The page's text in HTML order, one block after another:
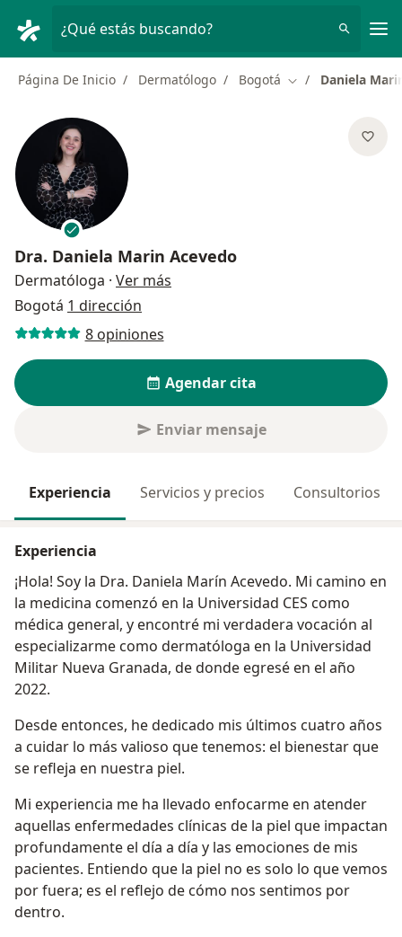
¿Qué estás buscando?
Página De Inicio Dermatólogo Bogotá Cambiar de ciudad
Daniela
Dra. Daniela Marin Acevedo
Dermatóloga · Ver más
Bogotá 1 dirección
8 opiniones
Agendar cita
Enviar mensaje
Experiencia Servicios y precios Consultorios
Experiencia
¡Hola! Soy la Dra. Daniela Marín Acevedo. Mi camino en
la medicina comenzó en la Universidad CES como
médica general, y encontré mi verdadera vocación al
especializarme como dermatóloga en la Universidad
Militar Nueva Granada, de donde egresé en el año
2022.
Desde entonces, he dedicado mis últimos cuatro años
a cuidar lo más valioso que tenemos: el bienestar que
se refleja en nuestra piel.
Mi experiencia me ha llevado enfocarme en atender
aquellas enfermedades clínicas de la piel que impactan
profundamente el día a día y las emociones de mis
pacientes. Entiendo que la piel no es solo lo que vemos
por fuera; es el reflejo de cómo nos sentimos por
dentro.